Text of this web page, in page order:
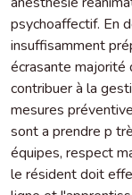
psychoaffectif. En
insuffisamment
écrasante
contribuer à la
mesures
sont a prendre p
équipes, respect
le résident doit